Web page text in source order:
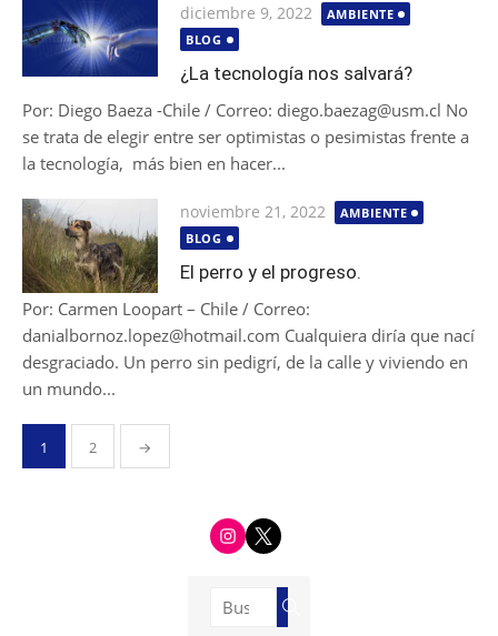
Publicada
el
diciembre 9, 2022
AMBIENTE
BLOG
¿La tecnología nos salvará?
Por: Diego Baeza -Chile / Correo: diego.baezag@usm.cl No
se trata de elegir entre ser optimistas o pesimistas frente a
la tecnología, más bien en hacer...
Publicada
el
noviembre 21, 2022
AMBIENTE
BLOG
El perro y el progreso.
Por: Carmen Loopart – Chile / Correo:
danialbornoz.lopez@hotmail.com Cualquiera diría que nací
desgraciado. Un perro sin pedigrí, de la calle y viviendo en
un mundo...
Paginación
de
1 2 →
i
n
s
r
t
w
i
Buscar:
Buscar